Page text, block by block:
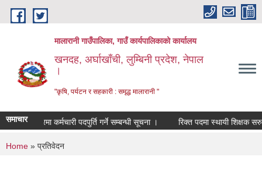
Skip to main content
मालारानी गाउँपालिका, गाउँ कार्यपालिकाको कार्यालय
खनदह, अर्घाखाँची, लुम्बिनी प्रदेश, नेपाल
।
"कृषि, पर्यटन र सहकारी : समृद्ध मालारानी "
समाचार
सेवा करारमा कर्मचारी पदपुर्ति गर्ने सम्बन्धी सूचना । रिक्त पदमा स्थायी शिक्षक
You are here
Home » प्रतिवेदन